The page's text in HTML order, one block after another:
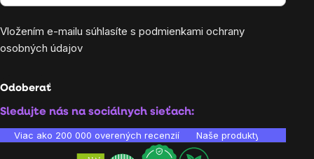
Vložením e-mailu súhlasíte s podmienkami ochrany
osobných údajov
Odoberať
Sledujte nás na sociálnych sieťach:
Viac ako 200 000 overených recenzií Naše produkty sú